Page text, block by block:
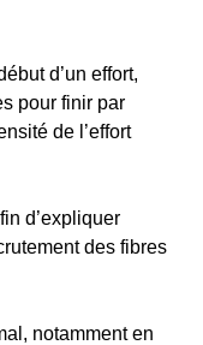
d’un effort,
pour finir par
de l’effort
d’expliquer
des fibres
notamment en